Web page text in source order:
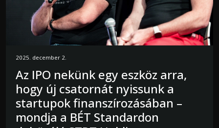
2025. december 2.
Az IPO nekünk egy eszköz arra,
hogy új csatornát nyissunk a
startupok finanszírozásában –
mondja a BÉT Standardon